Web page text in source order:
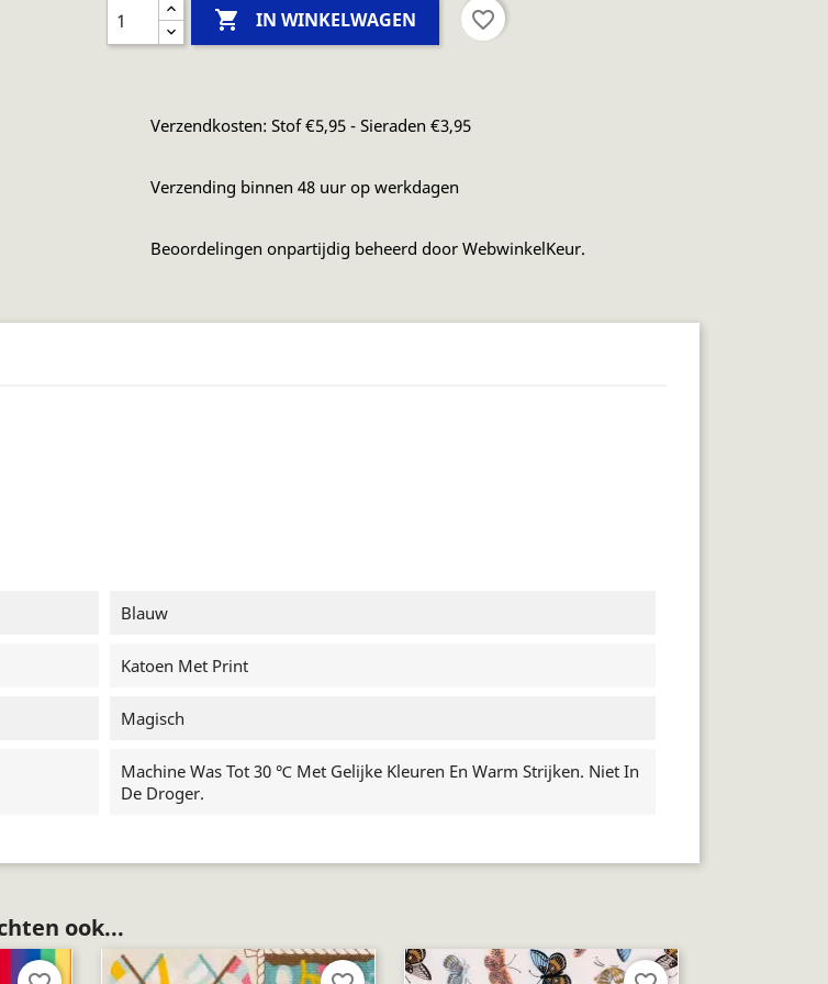
 IN WINKELWAGEN favorite_border
Verzendkosten: Stof €5,95 - Sieraden €3,95
Verzending binnen 48 uur op werkdagen
Beoordelingen onpartijdig beheerd door WebwinkelKeur.
Blauw
Katoen Met Print
Magisch
Machine Was Tot 30 ℃ Met Gelijke Kleuren En Warm Strijken. Niet In
De Droger.
ook...